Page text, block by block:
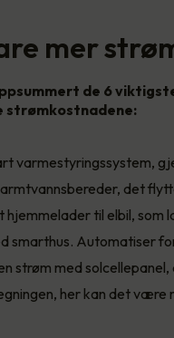
mer
de 6
strømkostnadene:
varmestyringssystem,
det
hjemmelader til elbil, som
smarthus. Automatiser
strøm med
her kan det